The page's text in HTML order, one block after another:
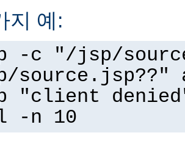
지 예:
-c "/jsp/
source.jsp??"
"client
-n 10